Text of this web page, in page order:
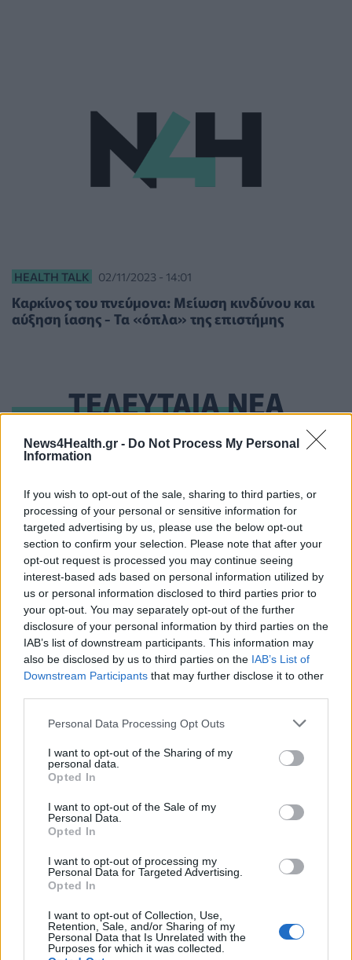
News4Health.gr - Do Not Process My Personal
Information
If you wish to opt-out of the sale, sharing to third parties, or
processing of your personal or sensitive information for
targeted advertising by us, please use the below opt-out
section to confirm your selection. Please note that after your
opt-out request is processed you may continue seeing
interest-based ads based on personal information utilized by
us or personal information disclosed to third parties prior to
your opt-out. You may separately opt-out of the further
disclosure of your personal information by third parties on the
IAB’s list of downstream participants. This information may
also be disclosed by us to third parties on the IAB’s List of
Downstream Participants that may further disclose it to other
Personal Data Processing Opt Outs
I want to opt-out of the Sharing of my
personal data.
Opted In
I want to opt-out of the Sale of my
Personal Data.
Opted In
I want to opt-out of processing my
Personal Data for Targeted Advertising.
Opted In
I want to opt-out of Collection, Use,
Retention, Sale, and/or Sharing of my
Personal Data that Is Unrelated with the
Purposes for which it was collected.
HEALTH TALK 02/11/2023 - 14:01
Καρκίνος του πνεύμονα: Μείωση κινδύνου και
αύξηση ίασης - Τα «όπλα» της επιστήμης
ΤΕΛΕΥΤΑΙΑ ΝΕΑ
ΕΕΣ: Τα μέτρα ασφαλείας που πρέπει να λάβουν οι
πληγέντες από τη φωτιά στη Δυτική Αττική
Καλοκαιρινές διακοπές με ασφάλεια και για τους
καρδιοπαθείς
HEALTH TALK 07/08/2026 - 20:58
ΕΚΕΑ: Δίνουμε αίμα ακόμα και στις διακοπές σε μία
από τις 96 υπηρεσίες της χώρας
ΥΓΕΊΑ 07/08/2026 - 20:24
Εθνική εκστρατεία ενημέρωσης για τη Νωτιαία Μυϊκή
Ατροφία: «Μιλάμε για την SMA… Πλέον Ξέρεις»
ΥΓΕΊΑ 07/08/2026 - 19:56
νοσοκομείο και «πράσινο φως» για το
ακτινοθεραπευτικό κέντρο
Σε κόκκινο συναγερμό για φωτιές Κρήτη, Βόρειο
ΕΠΙΚΑΙΡΌΤΗΤΑ 07/08/2026 - 18:37
για την απώλεια και το πένθος
ΨΥΧΙΚΉ ΥΓΕΊΑ 07/08/2026 - 18:11
ΔΗΜΟΦΙΛΗ
FDA: Πράσινο φως στο πρώτο εμβόλιο γρίπης
mRNA της Moderna – Τι δείχνουν οι μελέτες»